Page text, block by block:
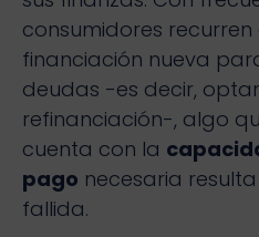
consumidores
financiación nueva
deudas -es decir,
refinanciación-, algo
cuenta con la
pago necesaria
fallida.